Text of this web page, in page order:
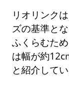
リオリンク
ズの基準と
ふくらむた
は幅が約
と紹介してい